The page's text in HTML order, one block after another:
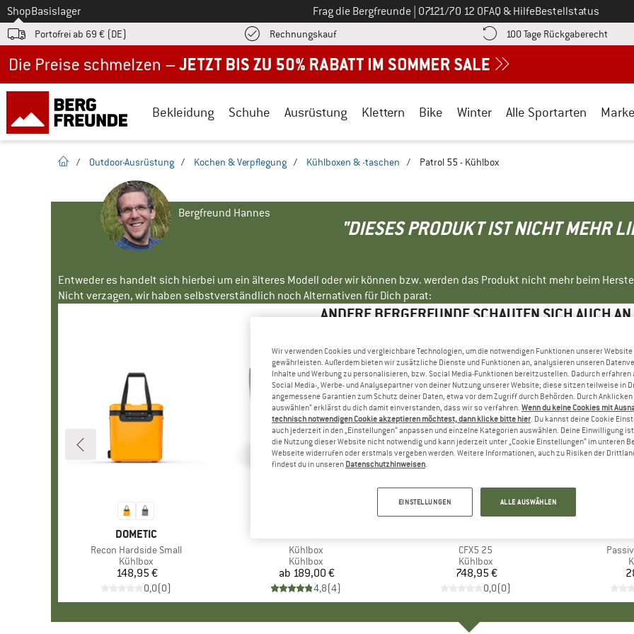
Zum
ShopBasislager Frag die Bergfreunde Ruf uns an unter
07121/70 12 0FAQ & HilfeBestellstatus
Portofrei ab 69 € (DE) RechnungskaufFinde die Zahlungs-Infos hier! Öffnet sich in einer Infobox
100 Tage Rückgaberecht
Bekleidung Schuhe Ausrüstung Klettern Bike Winter Alle Sportarten
Startseite
/ Outdoor-Ausrüstung / Kochen & Verpflegung / Kühlboxen & -taschen / Patrol 55 - Kühlbox
Bergfreund Hannes
"DIESES PRODUKT IST NICHT MEHR
Entweder es handelt sich hierbei um ein älteres Modell oder wir können bzw. werden das Produkt nicht mehr beim
Nicht verzagen, wir haben selbstverständlich noch Alternativen für Dich parat:
ANDERE BERGFREUNDE SCHAUTEN SICH AUCH AN
MARKE
DOMETIC
Artikel
Recon Hardside Small
Produktgruppe
Kühlbox
Preis
148,95 €
0,0(0)
Artikel
Kühlbox
Produktgruppe
Kühlbox
Preis
ab 189,00 €
4,8(4)
Artikel
CFX5 25
Produktgruppe
Kühlbox
Preis
748,95 €
0,0(0)
Artikel
Wir verwenden Cookies und vergleichbare Technologien, um die notwendigen Funktionen unserer Website
gewährleisten. Außerdem bieten wir zusätzliche Dienste und Funktionen an, analysieren unseren
Inhalte und Werbung zu personalisieren, bzw. Social Media-Funktionen bereitzustellen. Dadurch erfahren
Social Media-, Werbe- und Analysepartner von deiner Nutzung unserer Website; diese sitzen teilweise in
angemessene Garantien zum Schutz deiner Daten, etwa vor dem Zugriff durch Behörden. Durch Anklicken
auswählen“ erklärst du dich damit einverstanden, dass wir so verfahren. Wenn du keine Cookies mit
technisch notwendigen Cookie akzeptieren möchtest, dann klicke bitte hier. Du kannst deine Cookie
auch jederzeit in den „Einstellungen“ anpassen und einzelne Kategorien auswählen. Deine Einwilligung
die Nutzung dieser Website nicht notwendig und kann jederzeit unter „Cookie Einstellungen“ im unteren
Webseite widerrufen oder erstmals vergeben werden. Weitere Informationen, auch zu Risiken der
findest du in unseren Datenschutzhinweisen.
EINSTELLUNGEN ALLE AUSWÄHLEN